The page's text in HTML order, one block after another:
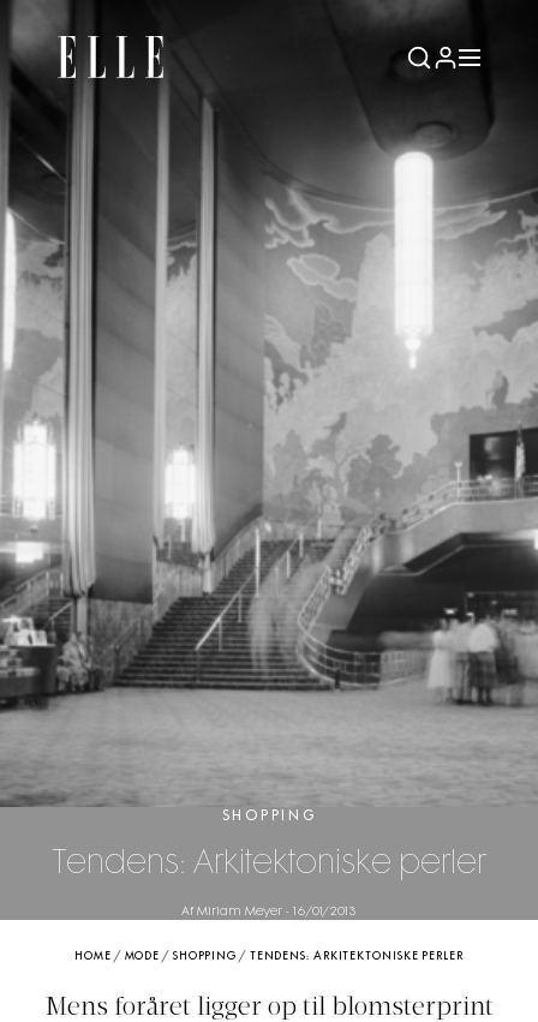
SHOPPING
Tendens: Arkitektoniske perler
Af Miriam Meyer - 16/01/2013
HOME / MODE / SHOPPING / TENDENS: ARKITEKTONISKE PERLER
Mens foråret ligger op til blomsterprint